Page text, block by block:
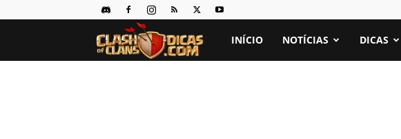
Clash
INÍCIO NOTÍCIAS DICAS